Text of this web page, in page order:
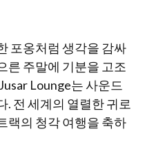
포옹처럼 생각을 감싸
른 주말에 기분을 고조
Lounge는 사운드
. 전 세계의 열렬한 귀로
랙의 청각 여행을 축하